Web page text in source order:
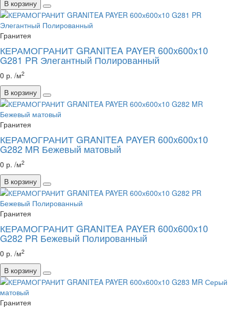
В корзину
Гранитея
КЕРАМОГРАНИТ GRANITEA PAYER 600х600х10
G281 PR Элегантный Полированный
0 р. /м2
В корзину
Гранитея
КЕРАМОГРАНИТ GRANITEA PAYER 600х600х10
G282 MR Бежевый матовый
0 р. /м2
В корзину
Гранитея
КЕРАМОГРАНИТ GRANITEA PAYER 600х600х10
G282 PR Бежевый Полированный
0 р. /м2
В корзину
Гранитея